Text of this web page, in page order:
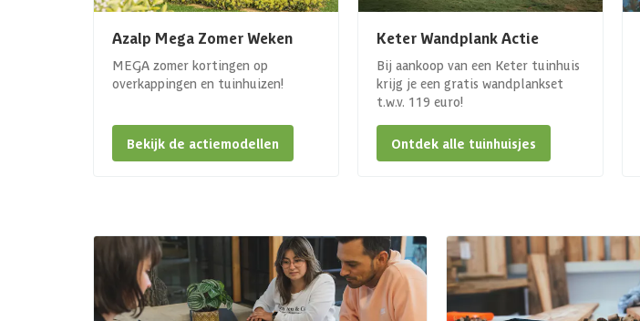
Azalp Mega Zomer Weken
MEGA zomer kortingen op
overkappingen en tuinhuizen!
Bekijk de actiemodellen
Keter Wandplank Actie
Bij aankoop van een Keter tuinhuis
krijg je een gratis wandplankset
t.w.v. 119 euro!
Ontdek alle tuinhuisjes